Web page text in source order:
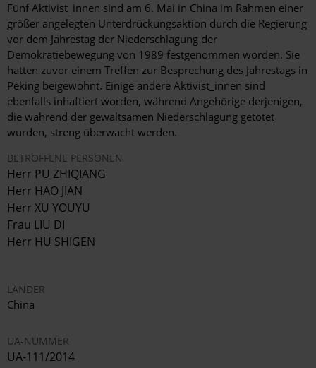
Fünf Aktivist_innen sind am 6. Mai in China im Rahmen einer
größer angelegten Unterdrückungsaktion durch die Regierung
vor dem Jahrestag der Niederschlagung der
Demokratiebewegung von 1989 festgenommen worden. Sie
hatten zuvor einem Treffen zur Besprechung des Jahrestags in
Peking beigewohnt. Einige andere Aktivist_innen sind
ebenfalls inhaftiert worden, während Angehörige derjenigen,
die während der gewaltsamen Niederschlagung getötet
wurden, streng überwacht werden.
BETROFFENE PERSONEN
Herr PU ZHIQIANG
Herr HAO JIAN
Herr XU YOUYU
Frau LIU DI
Herr HU SHIGEN
LÄNDER
China
UA-NUMMER
UA-111/2014